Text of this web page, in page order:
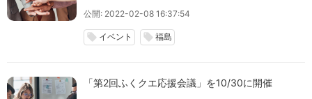
公開: 2022-02-08 16:37:54
local_offer イベント local_offer 福島
「第2回ふくクエ応援会議」を10/30に開催